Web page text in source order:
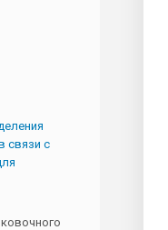
связи с